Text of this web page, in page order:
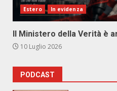
Estero In evidenza
Il Ministero della Verità è
10 Luglio 2026
PODCAST